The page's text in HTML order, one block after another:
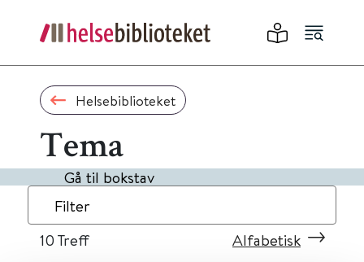
Helsebiblioteket
Tema
Gå til bokstav
Filter
10 Treff Alfabetisk